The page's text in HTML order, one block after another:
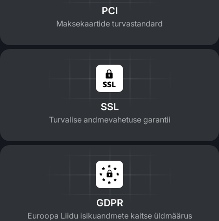
PCI
Maksekaartide turvastandard
SSL
Turvalise andmevahetuse garantii
GDPR
Euroopa Liidu isikuandmete kaitse üldmäärus